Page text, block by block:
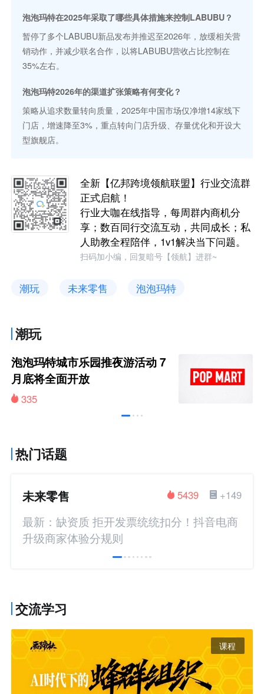
泡泡玛特在2025年采取了哪些具体措施来控制LABUBU？
暂停了多个LABUBU新品发布并推迟至2026年，放缓相关营
销动作，并减少联名合作，以将LABUBU营收占比控制在
35%左右。
泡泡玛特2026年的渠道扩张策略有何变化？
策略从追求数量转向质量，2025年中国市场仅净增14家线下
门店，增速降至3%，重点转向门店升级、存量优化和开设大
型旗舰店。
全新【亿邦跨境领航联盟】行业交流群
正式启航！
行业大咖在线指导，每周群内商机分
享；数百同行交流互动，共同成长；私
人助教全程陪伴，1v1解决当下问题。
扫码加小编，回复暗号【领航】进群~
潮玩 未来零售 泡泡玛特
潮玩
泡泡玛特城市乐园推夜游活动 7
月底将全面开放
335
热门话题
未来零售 +149
5439
最新：缺资质 拒开发票统统扣分！抖音电商
升级商家体验分规则
交流学习
课程